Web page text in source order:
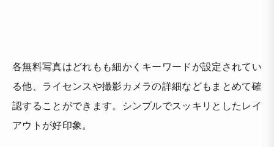
各無料写真はどれもも細かくキーワードが設定されてい
る他、ライセンスや撮影カメラの詳細などもまとめて確
認することができます。シンプルでスッキリとしたレイ
アウトが好印象。